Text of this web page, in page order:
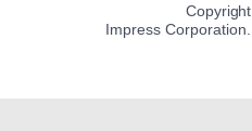
Impress